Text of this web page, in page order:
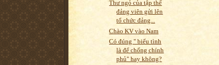
Thư ngỏ của tập thể
đảng viên gửi lên
tổ chức đảng...
Chào KV vào Nam
Có đúng " biểu tình
là để chống chính
phủ" hay không?